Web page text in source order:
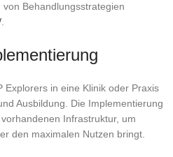
Behandlungsstrategien
.
Explorers in eine Klinik oder Praxis
Ausbildung. Die Implementierung
Infrastruktur, um
den maximalen Nutzen bringt.